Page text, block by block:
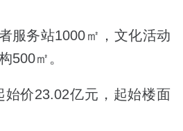
服务站1000㎡，文化活动
500㎡。
始价23.02亿元，起始楼面